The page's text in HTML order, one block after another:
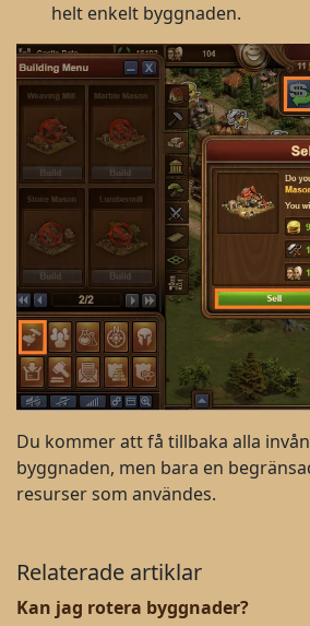
helt enkelt byggnaden.
Du kommer att få tillbaka alla
byggnaden, men bara en
resurser som användes.
Relaterade artiklar
Kan jag rotera byggnader?